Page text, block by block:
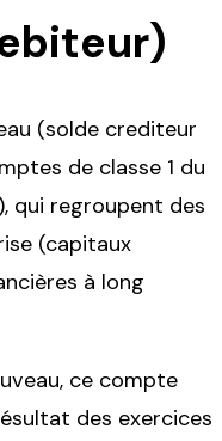
(solde crediteur
de classe 1 du
qui regroupent des
(capitaux
à long
ce compte
des exercices